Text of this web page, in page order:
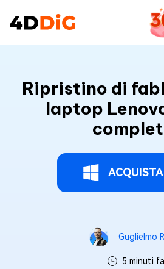
Ripristino di
laptop
Guglielmo
5 minuti fa